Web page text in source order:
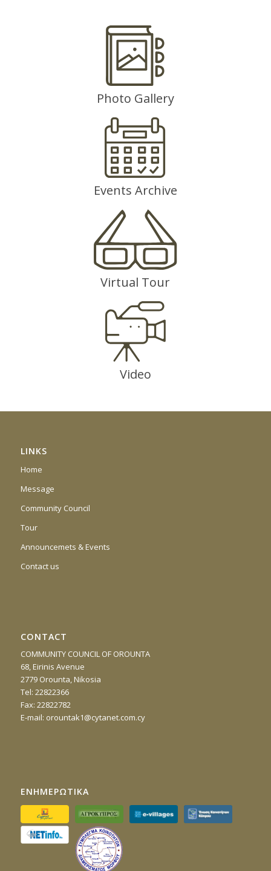
Photo Gallery
Events Archive
Virtual Tour
Video
LINKS
Home
Message
Community Council
Tour
Announcemets & Events
Contact us
CONTACT
COMMUNITY COUNCIL OF OROUNTA
68, Eirinis Avenue
2779 Orounta, Nikosia
Τel: 22822366
Fax: 22822782
E-mail: orountak1@cytanet.com.cy
ΕΝΗΜΕΡΩΤΙΚΑ